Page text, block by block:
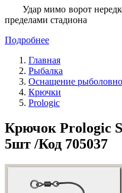
Удар мимо ворот
пределами стадиона
Подробнее
Главная
Рыбалка
Оснащение
Крючки
Prologic
Крючок Prologic
5шт /Код 705037